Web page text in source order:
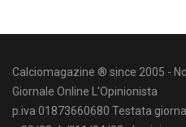
Calciomagazine ® since 2005 -
Giornale Online L'Opinionista
p.iva 01873660680 Testata